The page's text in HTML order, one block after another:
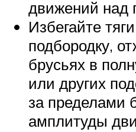
движений над
Избегайте
подбородку,
брусьях в
или других
за пределами
амплитуды